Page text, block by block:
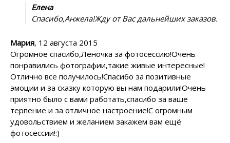
Елена
Спасибо,Анжела!Жду от Вас дальнейших заказов.
Мария, 12 августа 2015
Огромное спасибо,Леночка за фотосессию!Очень
понравились фотографии,такие живые интересные!
Отлично все получилось!Спасибо за позитивные
эмоции и за сказку которую вы нам подарили!Очень
приятно было с вами работать,спасибо за ваше
терпение и за отличное настроение!С огромным
удовольствием и желанием закажем вам ещё
фотосессии!:)